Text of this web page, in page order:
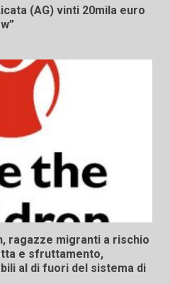
(AG) vinti 20mila euro
ragazze migranti a rischio
e sfruttamento,
al di fuori del sistema di